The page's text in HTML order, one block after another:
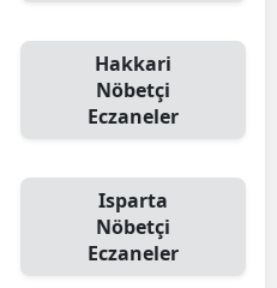
Hakkari
Nöbetçi
Eczaneler
Isparta
Nöbetçi
Eczaneler